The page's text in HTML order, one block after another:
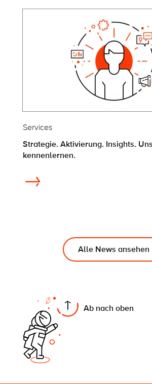
Services
Strategie. Aktivierung. Insights.
kennenlernen.
Alle News ansehen
Ab nach oben